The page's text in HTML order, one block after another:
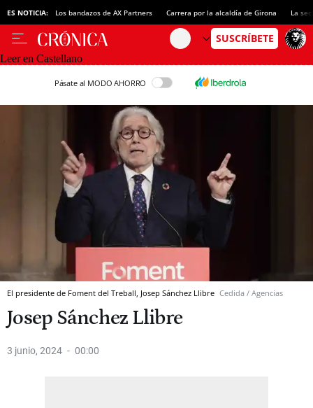
ES NOTICIA: Los bandazos de AX Partners Carrera por la alcaldía de Girona La
Leer en Castellano
Pásate al MODO AHORRO
El presidente de Foment del Treball, Josep Sánchez Llibre Cedida / Agencias
Josep Sánchez Llibre
3 junio, 2024 00:00